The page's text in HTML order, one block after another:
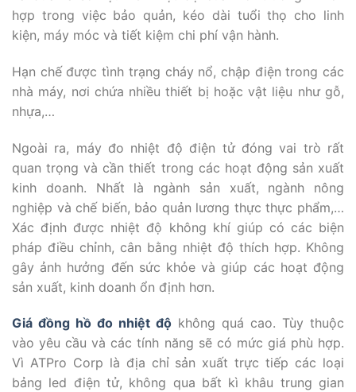
hợp trong việc bảo quản, kéo dài tuổi thọ cho linh
kiện, máy móc và tiết kiệm chi phí vận hành.
Hạn chế được tình trạng cháy nổ, chập điện trong các
nhà máy, nơi chứa nhiều thiết bị hoặc vật liệu như gỗ,
nhựa,…
Ngoài ra, máy đo nhiệt độ điện tử đóng vai trò rất
quan trọng và cần thiết trong các hoạt động sản xuất
kinh doanh. Nhất là ngành sản xuất, ngành nông
nghiệp và chế biến, bảo quản lương thực thực phẩm,…
Xác định được nhiệt độ không khí giúp có các biện
pháp điều chỉnh, cân bằng nhiệt độ thích hợp. Không
gây ảnh hưởng đến sức khỏe và giúp các hoạt động
sản xuất, kinh doanh ổn định hơn.
Giá đồng hồ đo nhiệt độ không quá cao. Tùy thuộc
vào yêu cầu và các tính năng sẽ có mức giá phù hợp.
Vì ATPro Corp là địa chỉ sản xuất trực tiếp các loại
bảng led điện tử, không qua bất kì khâu trung gian